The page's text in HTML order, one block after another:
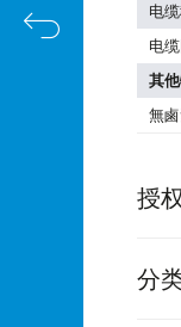
电
电
其
無
授
分